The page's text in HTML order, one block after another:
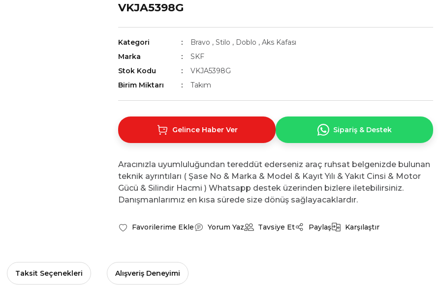
VKJA5398G
Kategori Bravo , Stilo , Doblo , Aks Kafası
Marka
SKF
Stok Kodu
VKJA5398G
Birim Miktarı
Takım
Gelince Haber Ver Sipariş & Destek
Aracınızla uyumluluğundan tereddüt ederseniz araç ruhsat belgenizde bulunan
teknik ayrıntıları ( Şase No & Marka & Model & Kayıt Yılı & Yakıt Cinsi & Motor
Gücü & Silindir Hacmi ) Whatsapp destek üzerinden bizlere iletebilirsiniz.
Danışmanlarımız en kısa sürede size dönüş sağlayacaklardır.
Yorum Yaz Tavsiye Et Paylaş Karşılaştır
Taksit Seçenekleri Alışveriş Deneyimi